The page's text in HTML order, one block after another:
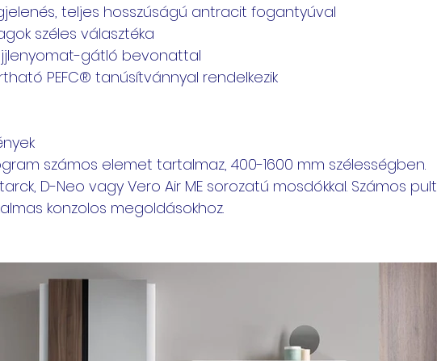
teljes hosszúságú antracit fogantyúval
széles választéka
gátló bevonattal
PEFC® tanúsítvánnyal rendelkezik
számos elemet tartalmaz, 400-1600 mm szélességben.
D-Neo vagy Vero Air ME sorozatú mosdókkal. Számos pult
konzolos megoldásokhoz.